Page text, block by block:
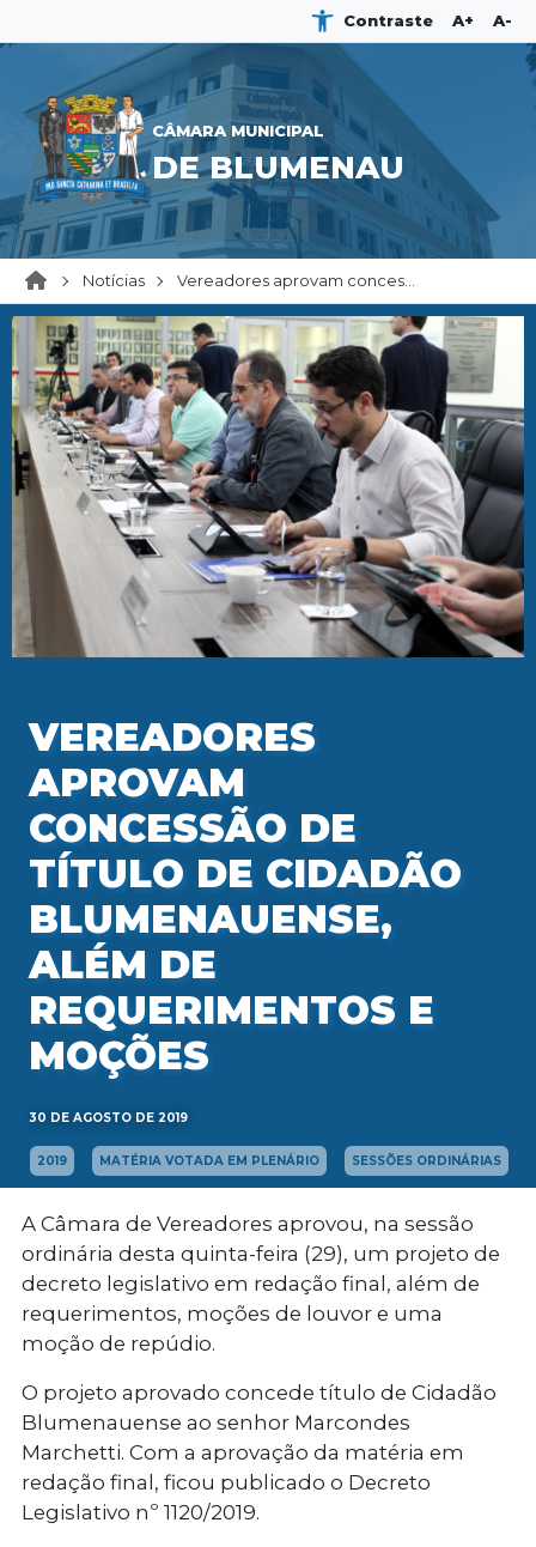
Contraste A+ A-
CÂMARA MUNICIPAL
DE BLUMENAU
Notícias Vereadores aprovam conces...
VEREADORES
APROVAM
CONCESSÃO DE
TÍTULO DE CIDADÃO
BLUMENAUENSE,
ALÉM DE
REQUERIMENTOS E
MOÇÕES
30 DE AGOSTO DE 2019
2019 MATÉRIA VOTADA EM PLENÁRIO SESSÕES ORDINÁRIAS
A Câmara de Vereadores aprovou, na sessão
ordinária desta quinta-feira (29), um projeto de
decreto legislativo em redação final, além de
requerimentos, moções de louvor e uma
moção de repúdio.
O projeto aprovado concede título de Cidadão
Blumenauense ao senhor Marcondes
Marchetti. Com a aprovação da matéria em
redação final, ficou publicado o Decreto
Legislativo nº 1120/2019.